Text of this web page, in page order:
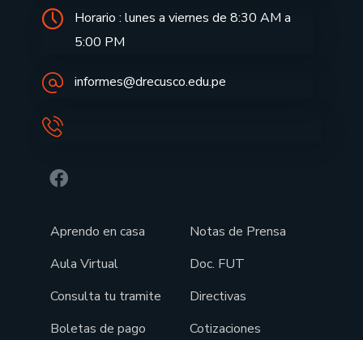
Horario : lunes a viernes de 8:30 AM a
5:00 PM
informes@drecusco.edu.pe
Aprendo en casa
Aula Virtual
Consulta tu tramite
Boletas de pago
Notas de Prensa
Doc. FUT
Directivas
Cotizaciones